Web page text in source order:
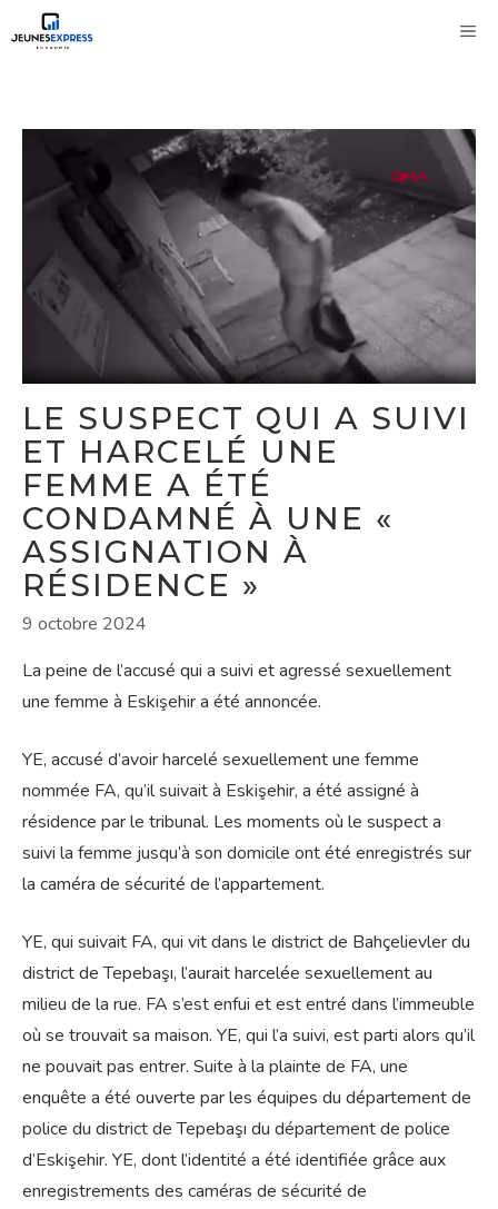
au
LE SUSPECT QUI A SUIVI
ET HARCELÉ UNE
FEMME A ÉTÉ
CONDAMNÉ À UNE «
ASSIGNATION À
RÉSIDENCE »
9 octobre 2024
La peine de l’accusé qui a suivi et agressé sexuellement
une femme à Eskişehir a été annoncée.
YE, accusé d’avoir harcelé sexuellement une femme
nommée FA, qu’il suivait à Eskişehir, a été assigné à
résidence par le tribunal. Les moments où le suspect a
suivi la femme jusqu’à son domicile ont été enregistrés sur
la caméra de sécurité de l’appartement.
YE, qui suivait FA, qui vit dans le district de Bahçelievler du
district de Tepebaşı, l’aurait harcelée sexuellement au
milieu de la rue. FA s’est enfui et est entré dans l’immeuble
où se trouvait sa maison. YE, qui l’a suivi, est parti alors qu’il
ne pouvait pas entrer. Suite à la plainte de FA, une
enquête a été ouverte par les équipes du département de
police du district de Tepebaşı du département de police
d’Eskişehir. YE, dont l’identité a été identifiée grâce aux
enregistrements des caméras de sécurité de